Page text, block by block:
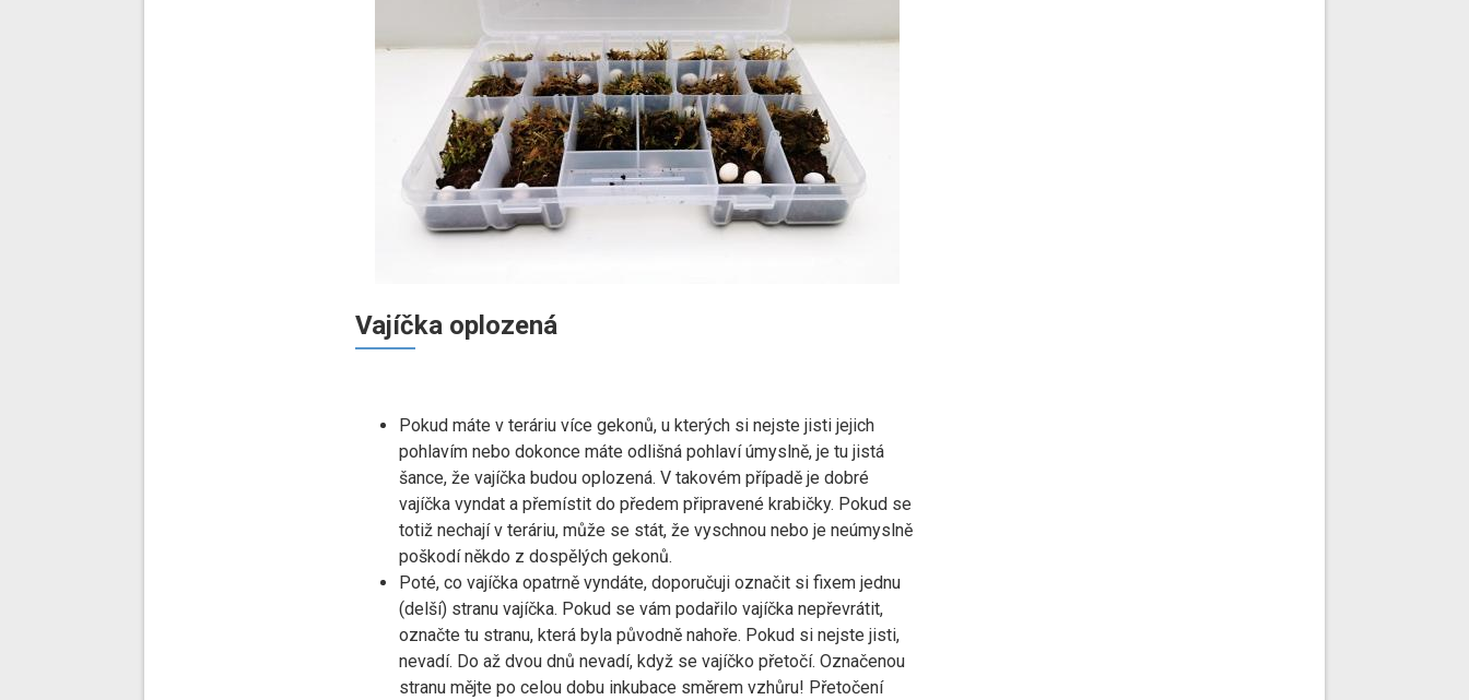
Vajíčka oplozená
Pokud máte v teráriu více gekonů, u kterých si nejste jisti jejich
pohlavím nebo dokonce máte odlišná pohlaví úmyslně, je tu jistá
šance, že vajíčka budou oplozená. V takovém případě je dobré
vajíčka vyndat a přemístit do předem připravené krabičky. Pokud se
totiž nechají v teráriu, může se stát, že vyschnou nebo je neúmyslně
poškodí někdo z dospělých gekonů.
Poté, co vajíčka opatrně vyndáte, doporučuji označit si fixem jednu
(delší) stranu vajíčka. Pokud se vám podařilo vajíčka nepřevrátit,
označte tu stranu, která byla původně nahoře. Pokud si nejste jisti,
nevadí. Do až dvou dnů nevadí, když se vajíčko přetočí. Označenou
stranu mějte po celou dobu inkubace směrem vzhůru! Přetočení